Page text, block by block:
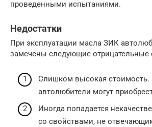
проведенными испытаниями.
Недостатки
При эксплуатации масла ЗИК
замечены следующие отрицательные
Слишком высокая стоимость.
автолюбители могут
Иногда попадается
со свойствами, не